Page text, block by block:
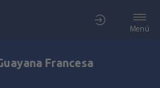
Menú
Francesa